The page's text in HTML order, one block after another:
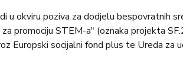
u okviru poziva za dodjelu bespovratnih
promociju STEM-a" (oznaka projekta
Europski socijalni fond plus te Ureda za